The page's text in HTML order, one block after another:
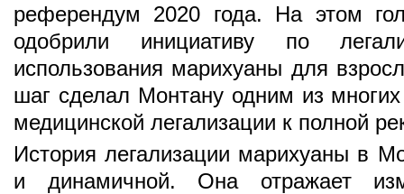
референдум 2020 года. На этом
одобрили инициативу по
использования марихуаны для
шаг сделал Монтану одним из
медицинской легализации к полной
История легализации марихуаны в
и динамичной. Она отражает